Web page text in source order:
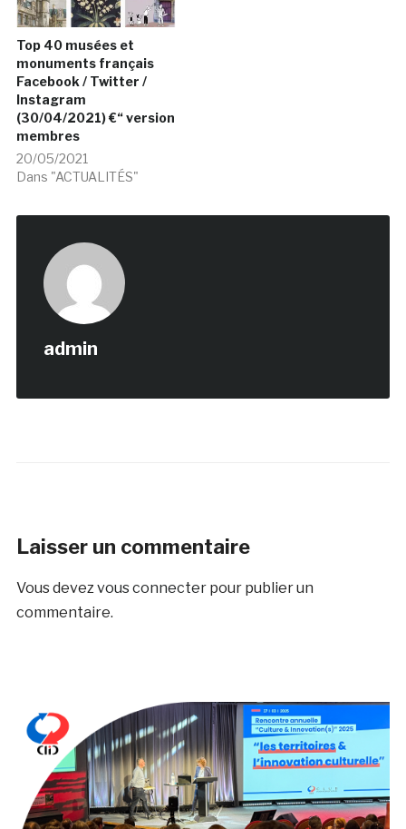
Top 40 musées et
monuments français
Facebook / Twitter /
Instagram
(30/04/2021) €“ version
membres
20/05/2021
Dans "ACTUALITÉS"
admin
Laisser un commentaire
Vous devezvous connecterpour publier un
commentaire.